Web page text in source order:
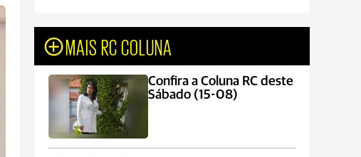
MAIS RC COLUNA
Confira a Coluna RC deste
Sábado (15-08)